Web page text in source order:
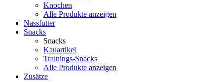
Knochen
Alle Produkte anzeigen
Nassfutter
Snacks
Snacks
Kauartikel
Trainings-Snacks
Alle Produkte anzeigen
Zusätze